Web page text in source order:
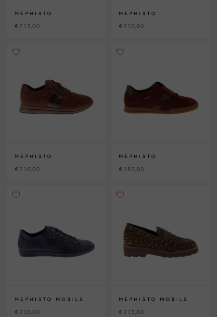
MEPHISTO
€ 215,00
MEPHISTO
€ 210,00
MEPHISTO
€ 210,00
MEPHISTO
€ 185,00
MEPHISTO MOBILS
€ 210,00
MEPHISTO MOBILS
€ 215,00